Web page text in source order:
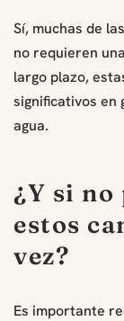
Sí, muchas de
no requieren
largo plazo,
significativos en
agua.
¿Y si no
estos
vez?
Es importante